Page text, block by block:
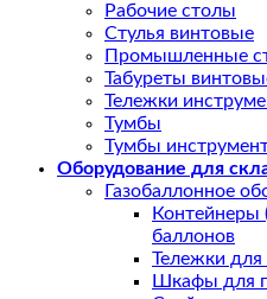
Рабочие столы
Стулья винтовые
Промышленные
Табуреты
Тележки
Тумбы
Тумбы
Оборудование для
Газобаллонное
Контейнеры
баллонов
Тележки для
Шкафы для